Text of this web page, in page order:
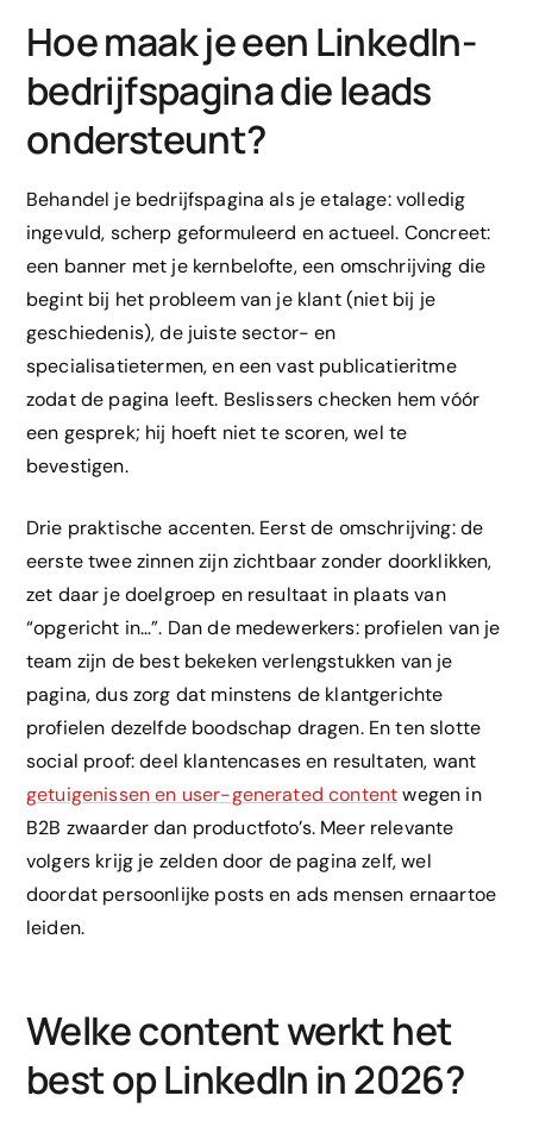
Hoe maak je een LinkedIn-
bedrijfspagina die leads
ondersteunt?
Behandel je bedrijfspagina als je etalage: volledig
ingevuld, scherp geformuleerd en actueel. Concreet:
een banner met je kernbelofte, een omschrijving die
begint bij het probleem van je klant (niet bij je
geschiedenis), de juiste sector- en
specialisatietermen, en een vast publicatieritme
zodat de pagina leeft. Beslissers checken hem vóór
een gesprek; hij hoeft niet te scoren, wel te
bevestigen.
Drie praktische accenten. Eerst de omschrijving: de
eerste twee zinnen zijn zichtbaar zonder doorklikken,
zet daar je doelgroep en resultaat in plaats van
“opgericht in…”. Dan de medewerkers: profielen van je
team zijn de best bekeken verlengstukken van je
pagina, dus zorg dat minstens de klantgerichte
profielen dezelfde boodschap dragen. En ten slotte
social proof: deel klantencases en resultaten, want
getuigenissen en user-generated contentwegen in
B2B zwaarder dan productfoto’s. Meer relevante
volgers krijg je zelden door de pagina zelf, wel
doordat persoonlijke posts en ads mensen ernaartoe
leiden.
Welke content werkt het
best op LinkedIn in 2026?